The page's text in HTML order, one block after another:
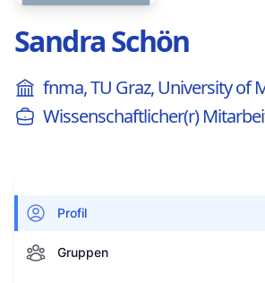
Sandra Schön
fnma, TU Graz, University of
Wissenschaftlicher(r)
Profil
Gruppen